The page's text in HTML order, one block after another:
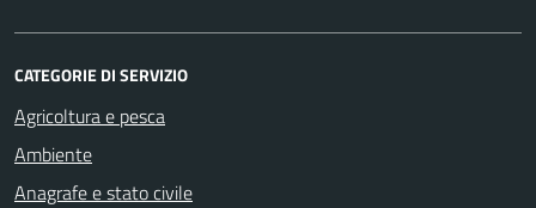
CATEGORIE DI SERVIZIO
Agricoltura e pesca
Ambiente
Anagrafe e stato civile